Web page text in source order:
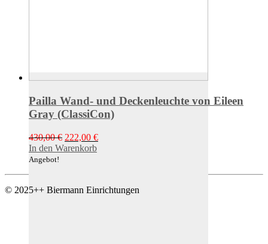
Pailla Wand- und Deckenleuchte von Eileen
Gray (ClassiCon)
430,00€ Ursprünglicher
Preis
222,00 €Aktueller
In den Warenkorb
Angebot!
© 2025++ Biermann Einrichtungen